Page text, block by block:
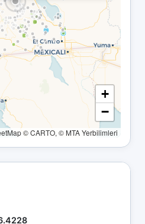
+
−
© CARTO, © MTA Yerbilimleri